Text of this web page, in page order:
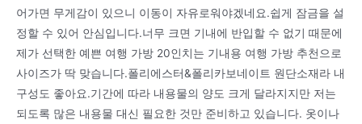
어가면 무게감이 있으니 이동이 자유로워야겠네요.쉽게 잠금을 설
정할 수 있어 안심입니다.너무 크면 기내에 반입할 수 없기 때문에
제가 선택한 예쁜 여행 가방 20인치는 기내용 여행 가방 추천으로
사이즈가 딱 맞습니다.폴리에스터&폴리카보네이트 원단소재라 내
구성도 좋아요.기간에 따라 내용물의 양도 크게 달라지지만 저는
되도록 많은 내용물 대신 필요한 것만 준비하고 있습니다. 옷이나